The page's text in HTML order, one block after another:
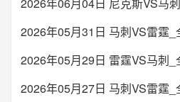
2026年05月31日 马刺VS雷霆_
2026年05月29日 雷霆VS马刺_
2026年05月27日 马刺VS雷霆_